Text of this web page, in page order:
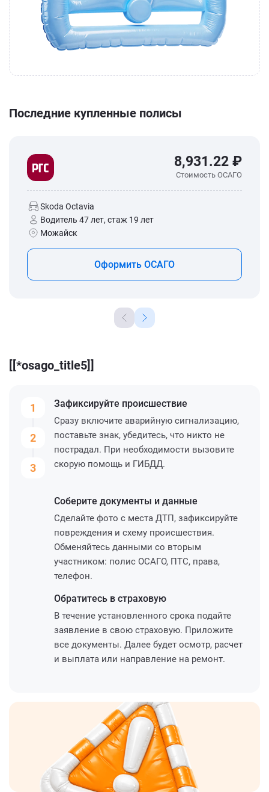
Последние купленные полисы
8,931.22 ₽
Стоимость ОСАГО
Skoda Octavia
Водитель 47 лет, стаж 19 лет
Можайск
Оформить ОСАГО
[[*osago_title5]]
1
2
3
Зафиксируйте происшествие
Сразу включите аварийную сигнализацию,
поставьте знак, убедитесь, что никто не
пострадал. При необходимости вызовите
скорую помощь и ГИБДД.
Соберите документы и данные
Сделайте фото с места ДТП, зафиксируйте
повреждения и схему происшествия.
Обменяйтесь данными со вторым
участником: полис ОСАГО, ПТС, права,
телефон.
Обратитесь в страховую
В течение установленного срока подайте
заявление в свою страховую. Приложите
все документы. Далее будет осмотр, расчет
и выплата или направление на ремонт.